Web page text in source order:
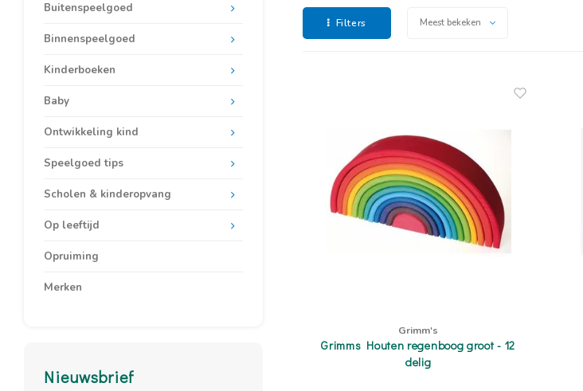
Buitenspeelgoed
Binnenspeelgoed
Kinderboeken
Baby
Ontwikkeling kind
Speelgoed tips
Scholen & kinderopvang
Op leeftijd
Opruiming
Merken
Nieuwsbrief
Filters Meest bekeken
Grimm's
Grimms Houten regenboog groot - 12
delig